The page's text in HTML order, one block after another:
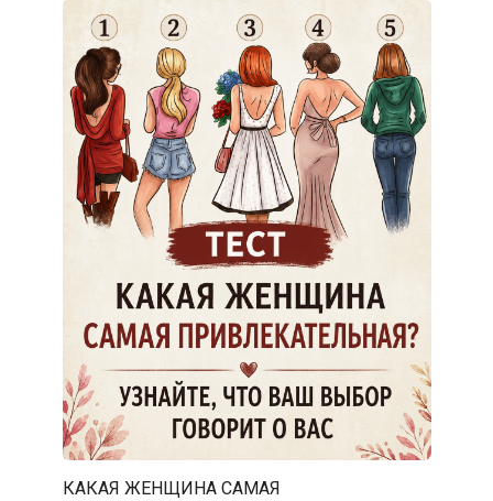
КАКАЯ ЖЕНЩИНА САМАЯ